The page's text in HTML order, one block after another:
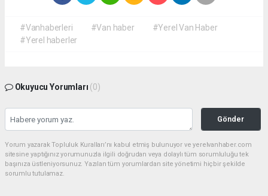
#Vanhaberleri #Van haber
#Yerel Van Haber
#Yerel haberler
Okuyucu Yorumları (0)
Gönder
Yorum yazarak Topluluk Kuralları’nı kabul etmiş bulunuyor ve yerelvanhaber.com
sitesine yaptığınız yorumunuzla ilgili doğrudan veya dolaylı tüm sorumluluğu tek
başınıza üstleniyorsunuz. Yazılan tüm yorumlardan site yönetimi hiçbir şekilde
sorumlu tutulamaz.